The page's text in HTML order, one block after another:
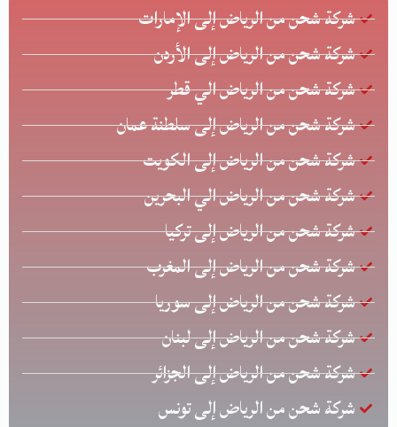
شركة شحن من الرياض إلى الإمارات
شركة شحن من الرياض إلى الأردن
شركة شحن من الرياض الي قطر
شركة شحن من الرياض إلى سلطنة عمان
شركة شحن من الرياض إلى الكويت
شركة شحن من الرياض الي البحرين
شركة شحن من الرياض إلى تركيا
شركة شحن من الرياض إلى المغرب
شركة شحن من الرياض إلى سوريا
شركة شحن من الرياض إلى لبنان
شركة شحن من الرياض إلى الجزائر
شركة شحن من الرياض إلى تونس